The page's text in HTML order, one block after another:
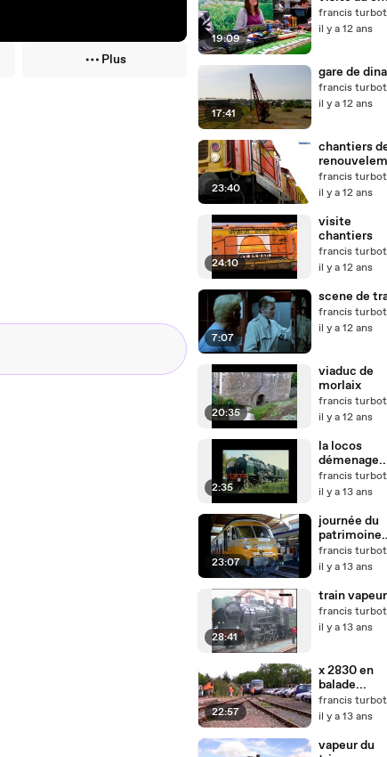
Plus
19:09
il y a 12 ans
17:41
gare de
il y a 12 ans
23:40
chantiers
nt de voies/
il y a 12 ans
24:10
visite
chantiers
il y a 12 ans
7:07
scene de
il y a 12 ans
20:35
viaduc de
morlaix
il y a 12 ans
2:35
la locos
il y a 13 ans
23:07
journée du
patrimoine
sncf
il y a 13 ans
28:41
train
il y a 13 ans
22:57
x 2830 en
balade...
il y a 13 ans
vapeur du